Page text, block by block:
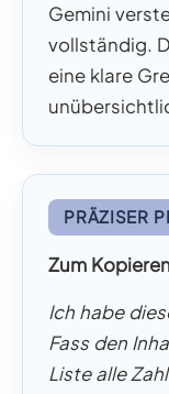
Gemini
vollständig.
eine klare
PRÄZISER
Zum
Ich habe
Fass den
Liste alle